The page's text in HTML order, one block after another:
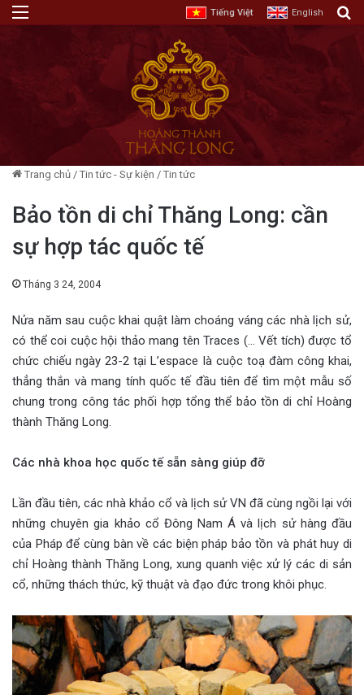
Tiếng Việt English
Trang chủ / Tin tức - Sự kiện / Tin tức
Bảo tồn di chỉ Thăng Long: cần
sự hợp tác quốc tế
Tháng 3 24, 2004
Nửa năm sau cuộc khai quật làm choáng váng các nhà lịch sử,
có thể coi cuộc hội thảo mang tên Traces (… Vết tích) được tổ
chức chiếu ngày 23-2 tại L’espace là cuộc toạ đàm công khai,
thẳng thắn và mang tính quốc tế đầu tiên để tìm một mẫu số
chung trong công tác phối hợp tổng thể bảo tồn di chỉ Hoàng
thành Thăng Long.
Các nhà khoa học quốc tế sẵn sàng giúp đỡ
Lần đầu tiên, các nhà khảo cổ và lịch sử VN đã cùng ngồi lại với
những chuyên gia khảo cổ Đông Nam Á và lịch sử hàng đầu
của Pháp để cùng bàn về các biện pháp bảo tồn và phát huy di
chỉ Hoàng thành Thăng Long, xung quanh việc xử lý các di sản
cổ, những thách thức, kỹ thuật và đạo đức trong khôi phục.